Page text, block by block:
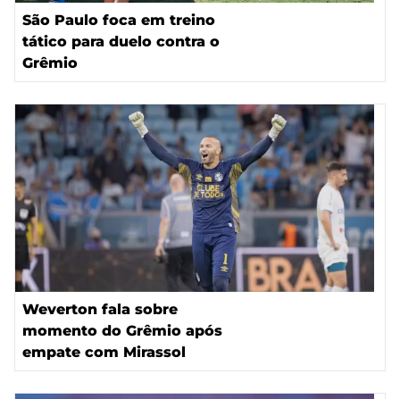
São Paulo foca em treino
tático para duelo contra o
Grêmio
Weverton fala sobre
momento do Grêmio após
empate com Mirassol